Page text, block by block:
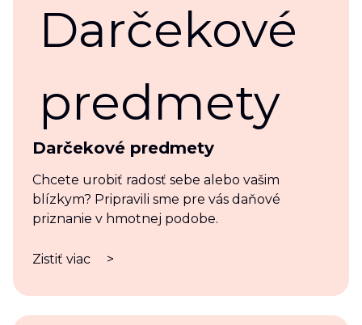
Darčekové predmety
Chcete urobiť radosť sebe alebo vašim
blízkym? Pripravili sme pre vás daňové
priznanie v hmotnej podobe.
Zistiť viac >